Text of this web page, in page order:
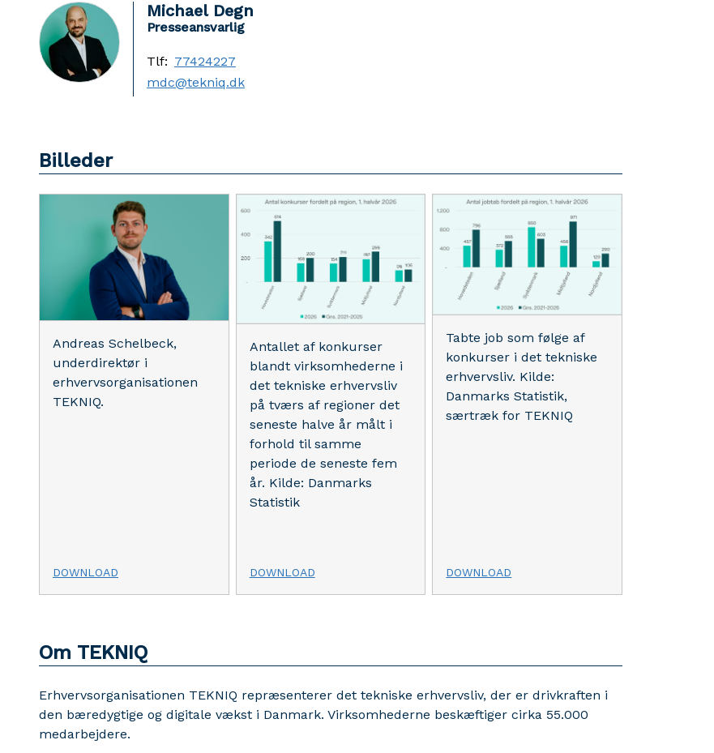
Michael Degn
Presseansvarlig
Tlf: 77424227
mdc@tekniq.dk
Billeder
Andreas Schelbeck,
underdirektør i
erhvervsorganisationen
TEKNIQ.
DOWNLOAD
Antallet af konkurser
blandt virksomhederne i
det tekniske erhvervsliv
på tværs af regioner det
seneste halve år målt i
forhold til samme
periode de seneste fem
år. Kilde: Danmarks
Statistik
DOWNLOAD
Tabte job som følge af
konkurser i det tekniske
erhvervsliv. Kilde:
Danmarks Statistik,
særtræk for TEKNIQ
DOWNLOAD
Om TEKNIQ
Erhvervsorganisationen TEKNIQ repræsenterer det tekniske erhvervsliv, der er drivkraften i
den bæredygtige og digitale vækst i Danmark. Virksomhederne beskæftiger cirka 55.000
medarbejdere.